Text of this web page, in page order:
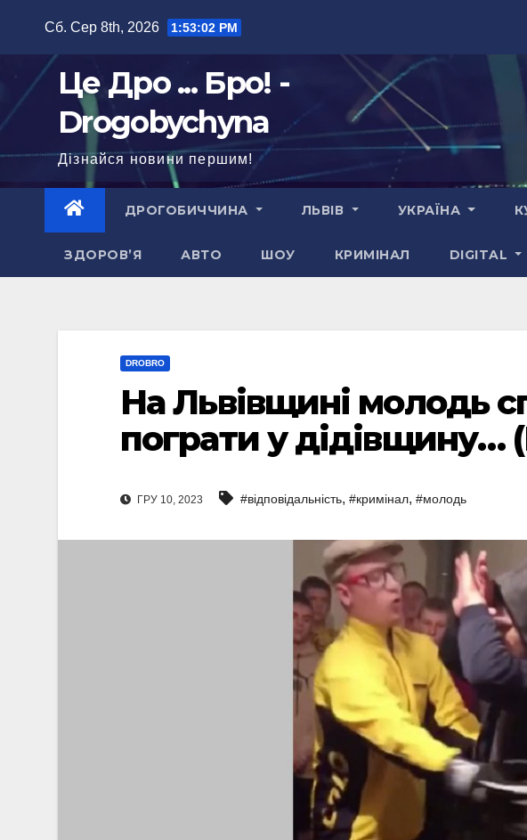
Сб. Сер 8th, 2026 1:53:03 PM
Це Дро ... Бро! -
Drogobychyna
Дізнайся новини першим!
ДРОГОБИЧЧИНА ЛЬВІВ УКРАЇНА
ЗДОРОВ’Я АВТО ШОУ КРИМІНАЛ DIGITAL
DROBRO
На Львівщині молодь
пограти у дідівщину…
ГРУ 10, 2023 #відповідальність, #кримінал, #молодь